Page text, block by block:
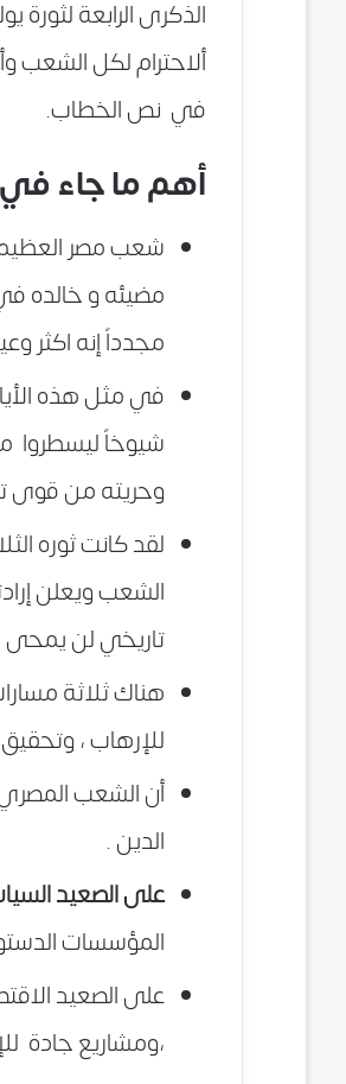
الذكرى الرابعة
ألاحترام لكل الشعب
في نص الخطاب.
أهم ما جاء
شعب مصر العظيم
مضيئه و خالده
مجدداً إنه اكثر
في مثل هذه
شيوخاً ليسطروا
وحريته من قوى
لقد كانت ثوره
الشعب ويعلن
تاريخي لن يمحى
هناك ثلاثة
للإرهاب ،
أن الشعب
الدين .
على الصعيد
المؤسسات
على الصعيد
،ومشاريع جادة